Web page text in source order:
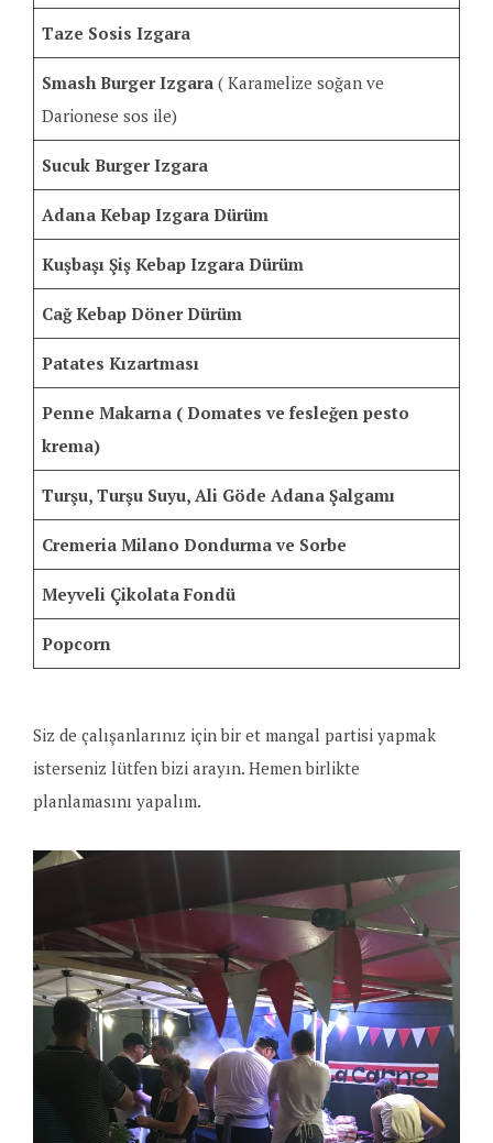
Taze Sosis Izgara
Smash Burger Izgara ( Karamelize soğan ve
Darionese sos ile)
Sucuk Burger Izgara
Adana Kebap Izgara Dürüm
Kuşbaşı Şiş Kebap Izgara Dürüm
Cağ Kebap Döner Dürüm
Patates Kızartması
Penne Makarna ( Domates ve fesleğen pesto
krema)
Turşu, Turşu Suyu, Ali Göde Adana Şalgamı
Cremeria Milano Dondurma ve Sorbe
Meyveli Çikolata Fondü
Popcorn
Siz de çalışanlarınız için bir et mangal partisi yapmak
isterseniz lütfen bizi arayın. Hemen birlikte
planlamasını yapalım.